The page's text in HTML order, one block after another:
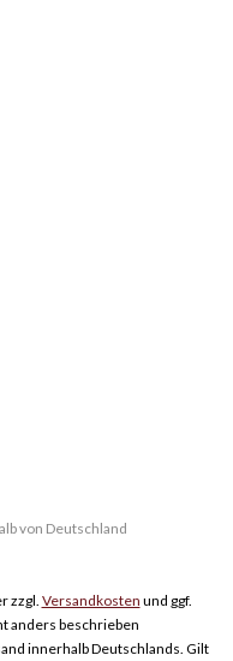
von Deutschland
zzgl. Versandkosten und ggf.
anders beschrieben
innerhalb Deutschlands. Gilt